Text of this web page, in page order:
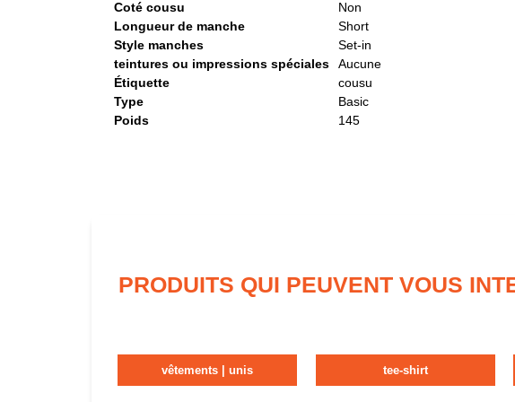
Coté cousu
Non
Longueur de manche
Short
Style manches
Set-in
teintures ou impressions spéciales
Aucune
Étiquette
cousu
Type
Basic
Poids
145
PRODUITS QUI PEUVENT VOUS
vêtements | unis tee-shirt